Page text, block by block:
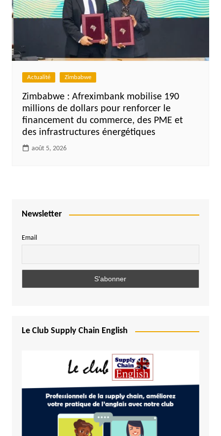
Actualité Zimbabwe
Zimbabwe : Afreximbank mobilise 190
millions de dollars pour renforcer le
financement du commerce, des PME et
des infrastructures énergétiques
août 5, 2026
Newsletter
Email
Le Club Supply Chain English